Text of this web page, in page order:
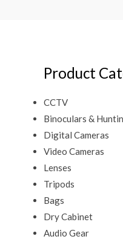
Product
CCTV
Binoculars &
Digital Cameras
Video Cameras
Lenses
Tripods
Bags
Dry Cabinet
Audio Gear